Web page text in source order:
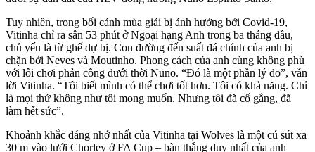
Tuy nhiên, trong bối cảnh mùa giải bị ảnh hưởng bởi Covid-19,
Vitinha chỉ ra sân 53 phút ở Ngoại hạng Anh trong ba tháng đầu,
chủ yếu là từ ghế dự bị. Con đường đến suất đá chính của anh bị
chặn bởi Neves và Moutinho. Phong cách của anh cùng không phù
với lối chơi phản công dưới thời Nuno. “Đó là một phần lý do”, vẫn
lời Vitinha. “Tôi biết mình có thể chơi tốt hơn. Tôi có khả năng. Chỉ
là mọi thứ không như tôi mong muốn. Nhưng tôi đã cố gắng, đã
làm hết sức”.
Khoảnh khắc đáng nhớ nhất của Vitinha tại Wolves là một cú sút xa
30 m vào lưới Chorley ở FA Cup – bàn thắng duy nhất của anh